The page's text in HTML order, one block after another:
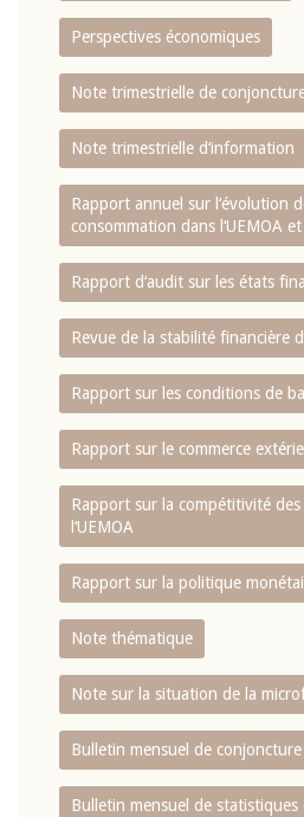
Perspectives économiques
Note trimestrielle de
Note trimestrielle d‘information
Rapport annuel sur l‘évolution
consommation dans l‘UEMOA
Rapport d‘audit sur les états
Revue de la stabilité financière
Rapport sur les conditions de
Rapport sur le commerce
Rapport sur la compétitivité des
l‘UEMOA
Rapport sur la politique
Note thématique
Note sur la situation de la
Bulletin mensuel de
Bulletin mensuel de statistiques